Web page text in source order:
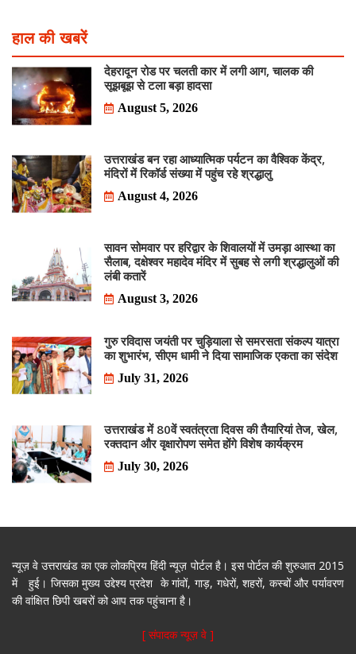
हाल की खबरें
देहरादून रोड पर चलती कार में लगी आग, चालक की
सूझबूझ से टला बड़ा हादसा
August 5, 2026
उत्तराखंड बन रहा आध्यात्मिक पर्यटन का वैश्विक केंद्र,
मंदिरों में रिकॉर्ड संख्या में पहुंच रहे श्रद्धालु
August 4, 2026
सावन सोमवार पर हरिद्वार के शिवालयों में उमड़ा आस्था का
सैलाब, दक्षेश्वर महादेव मंदिर में सुबह से लगी श्रद्धालुओं की
लंबी कतारें
August 3, 2026
गुरु रविदास जयंती पर चुड़ियाला से समरसता संकल्प यात्रा
का शुभारंभ, सीएम धामी ने दिया सामाजिक एकता का संदेश
July 31, 2026
उत्तराखंड में 80वें स्वतंत्रता दिवस की तैयारियां तेज, खेल,
रक्तदान और वृक्षारोपण समेत होंगे विशेष कार्यक्रम
July 30, 2026
न्यूज़ वे उत्तराखंड का एक लोकप्रिय हिंदी न्यूज़ पोर्टल है। इस पोर्टल की शुरुआत 2015
में हुई। जिसका मुख्य उद्देश्य प्रदेश के गांवों, गाड़, गधेरों, शहरों, कस्बों और पर्यावरण
की वांक्षित छिपी खबरों को आप तक पहुंचाना है।
[ संपादक न्यूज़ वे ]